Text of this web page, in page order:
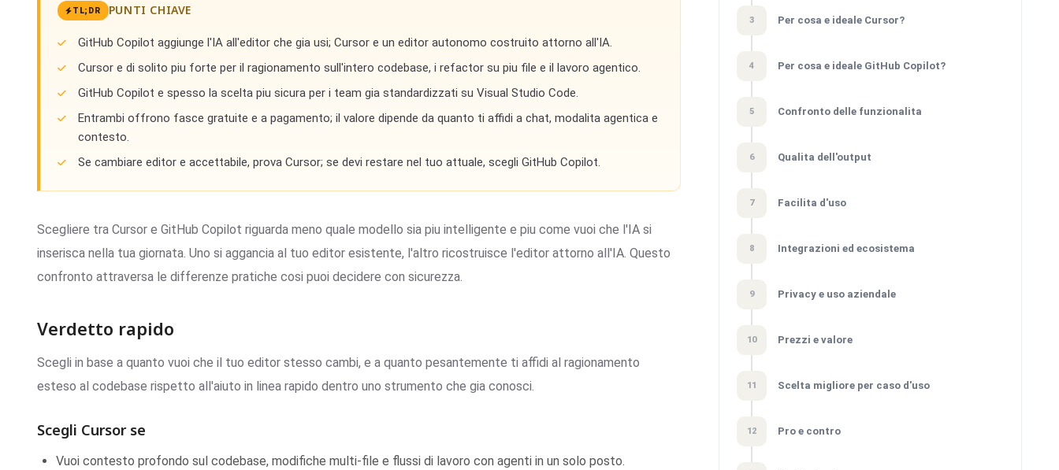
TL;DR PUNTI CHIAVE
GitHub Copilot aggiunge l'IA all'editor che gia usi; Cursor e un editor autonomo costruito attorno all'IA.
Cursor e di solito piu forte per il ragionamento sull'intero codebase, i refactor su piu file e il lavoro agentico.
GitHub Copilot e spesso la scelta piu sicura per i team gia standardizzati su Visual Studio Code.
Entrambi offrono fasce gratuite e a pagamento; il valore dipende da quanto ti affidi a chat, modalita agentica e
contesto.
Se cambiare editor e accettabile, prova Cursor; se devi restare nel tuo attuale, scegli GitHub Copilot.
Scegliere tra Cursor e GitHub Copilot riguarda meno quale modello sia piu intelligente e piu come vuoi che l'IA si
inserisca nella tua giornata. Uno si aggancia al tuo editor esistente, l'altro ricostruisce l'editor attorno all'IA. Questo
confronto attraversa le differenze pratiche cosi puoi decidere con sicurezza.
Verdetto rapido
Scegli in base a quanto vuoi che il tuo editor stesso cambi, e a quanto pesantemente ti affidi al ragionamento
esteso al codebase rispetto all'aiuto in linea rapido dentro uno strumento che gia conosci.
Scegli Cursor se
Vuoi contesto profondo sul codebase, modifiche multi-file e flussi di lavoro con agenti in un solo posto.
3 Per cosa e ideale Cursor?
4 Per cosa e ideale GitHub Copilot?
5 Confronto delle funzionalita
6 Qualita dell'output
7 Facilita d'uso
8 Integrazioni ed ecosistema
9 Privacy e uso aziendale
10 Prezzi e valore
11 Scelta migliore per caso d'uso
12 Pro e contro